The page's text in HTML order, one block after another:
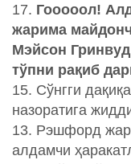
17. Гооооол!
жарима
Мэйсон
тўпни рақиб
15. Сўнгги
назоратига
13. Рэшфорд
алдамчи